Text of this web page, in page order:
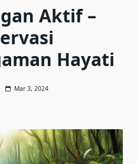
Aktif –
Hayati
Mar 3, 2024